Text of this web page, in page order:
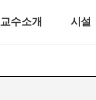
교수소개 시설